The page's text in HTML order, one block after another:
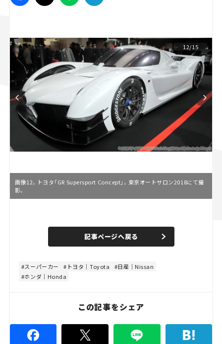
12/15
画像12。トヨタ「GR Supersport Concept」。東京オートサロン2018にて撮
影。
n
e
d
0
記事ページへ戻る
スーパーカー トヨタ｜Toyota
日産｜Nissan
ホンダ｜Honda
この記事をシェア
人気のハッシュタグ